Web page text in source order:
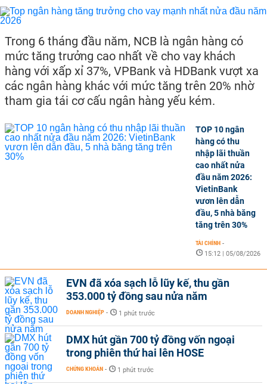
Trong 6 tháng đầu năm, NCB là ngân hàng có
mức tăng trưởng cao nhất về cho vay khách
hàng với xấp xỉ 37%, VPBank và HDBank vượt xa
các ngân hàng khác với mức tăng trên 20% nhờ
tham gia tái cơ cấu ngân hàng yếu kém.
TOP 10 ngân
hàng có thu
nhập lãi thuần
cao nhất nửa
đầu năm 2026:
VietinBank
vươn lên dẫn
đầu, 5 nhà băng
tăng trên 30%
TÀI CHÍNH -
15:12 | 05/08/2026
EVN đã xóa sạch lỗ lũy kế, thu gần
353.000 tỷ đồng sau nửa năm
DOANH NGHIỆP - 1 phút trước
DMX hút gần 700 tỷ đồng vốn ngoại
trong phiên thứ hai lên HOSE
CHỨNG KHOÁN - 1 phút trước